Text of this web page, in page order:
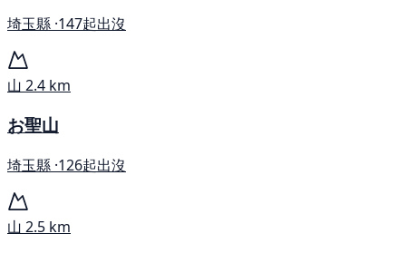
埼玉縣 ·147起出沒
山 2.4 km
お聖山
埼玉縣 ·126起出沒
山 2.5 km